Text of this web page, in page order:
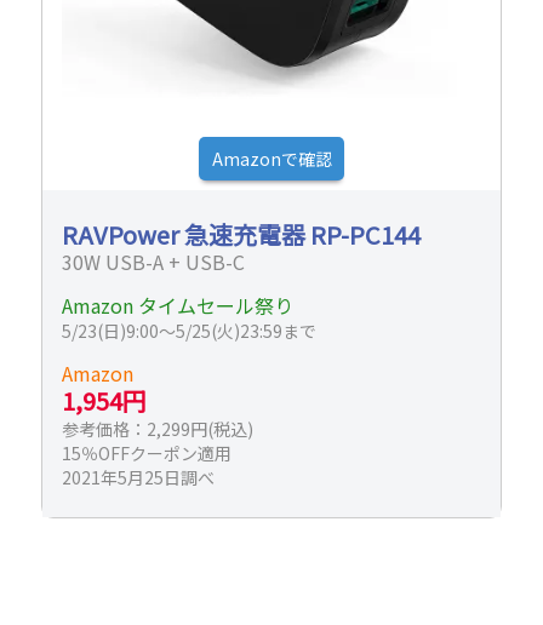
Amazonで確認
RAVPower 急速充電器 RP-PC144
30W USB-A + USB-C
Amazon タイムセール祭り
5/23(日)9:00～5/25(火)23:59まで
Amazon
1,954円
参考価格：2,299円(税込)
15％OFFクーポン適用
2021年5月25日調べ